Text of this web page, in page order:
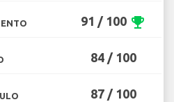
91 / 100 emoji_events
84 / 100
87 / 100